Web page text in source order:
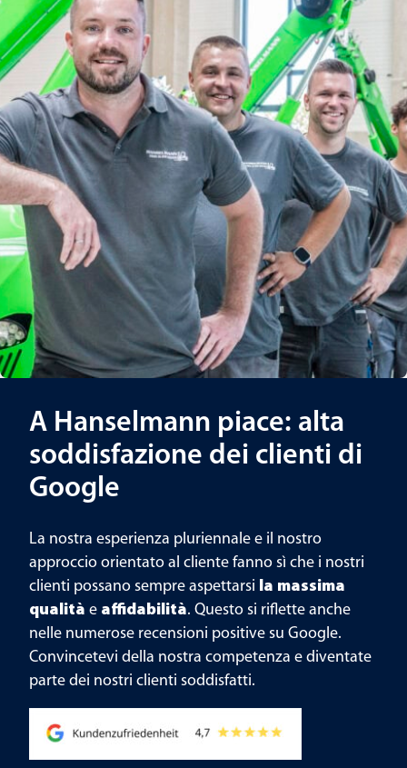
A Hanselmann piace: alta
soddisfazione dei clienti di
Google
La nostra esperienza pluriennale e il nostro
approccio orientato al cliente fanno sì che i nostri
clienti possano sempre aspettarsi la massima
qualità e affidabilità. Questo si riflette anche
nelle numerose recensioni positive su Google.
Convincetevi della nostra competenza e diventate
parte dei nostri clienti soddisfatti.